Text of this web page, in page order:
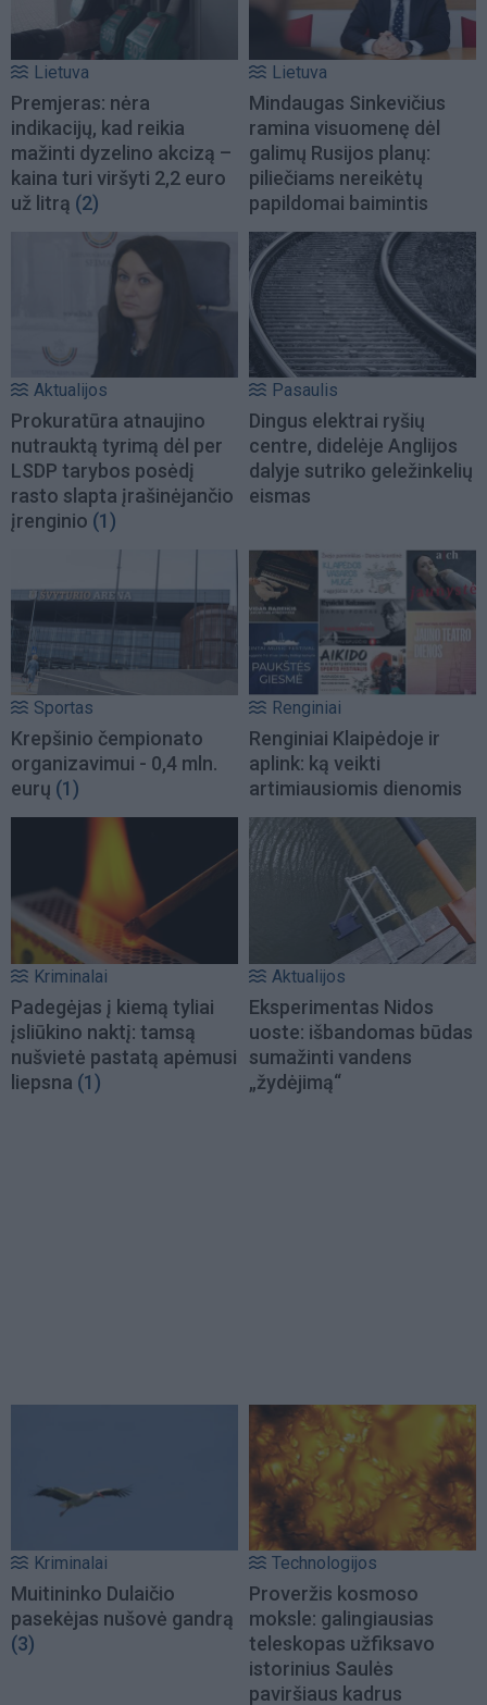
Lietuva
Premjeras: nėra
indikacijų, kad reikia
mažinti dyzelino akcizą –
kaina turi viršyti 2,2 euro
už litrą (2)
Lietuva
Mindaugas Sinkevičius
ramina visuomenę dėl
galimų Rusijos planų:
piliečiams nereikėtų
papildomai baimintis
Aktualijos
Prokuratūra atnaujino
nutrauktą tyrimą dėl per
LSDP tarybos posėdį
rasto slapta įrašinėjančio
įrenginio (1)
Pasaulis
Dingus elektrai ryšių
centre, didelėje Anglijos
dalyje sutriko geležinkelių
eismas
Sportas
Krepšinio čempionato
organizavimui - 0,4 mln.
eurų (1)
Renginiai
Renginiai Klaipėdoje ir
aplink: ką veikti
artimiausiomis dienomis
Kriminalai
Padegėjas į kiemą tyliai
įsliūkino naktį: tamsą
nušvietė pastatą apėmusi
liepsna (1)
Aktualijos
Eksperimentas Nidos
uoste: išbandomas būdas
sumažinti vandens
„žydėjimą“
Kriminalai
Muitininko Dulaičio
pasekėjas nušovė gandrą
(3)
Technologijos
Proveržis kosmoso
moksle: galingiausias
teleskopas užfiksavo
istorinius Saulės
paviršiaus kadrus